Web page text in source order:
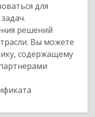
для
решений
Вы можете
содержащему